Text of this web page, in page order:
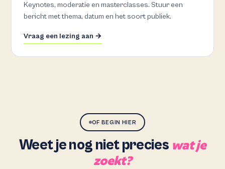
Keynotes, moderatie en masterclasses. Stuur een
bericht met thema, datum en het soort publiek.
Vraag een lezing aan →
OF BEGIN HIER
Weet je nog niet precies wat je
zoekt?